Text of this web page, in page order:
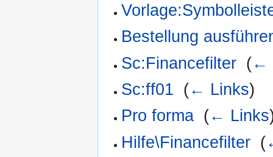
Bestellung
Sc:Financefilter (←
Sc:ff01 (← Links)
Pro forma (← Links
Hilfe\Financefilter (